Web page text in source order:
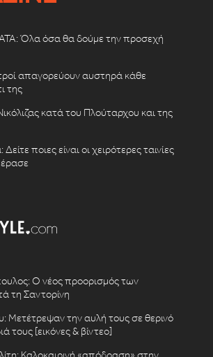
Όλα όσα θα δούμε την προσεχή
απαγορεύουν αυστηρά κάθε
της
κατά του Πλούταρχου και της
ποιες είναι οι χειρότερες ταινίες
Ο νέος προορισμός των
τη Σαντορίνη
Μετέτρεψαν την αυλή τους σε θερινό
τους [εικόνες & βίντεο]